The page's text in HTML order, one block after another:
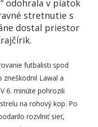
odohrala v piatok
stretnutie s
dostal priestor
futbalisti spod
zneškodnil Lawal a
6. minúte pohrozili
na rohový kop. Po
rozvlniť sieť,